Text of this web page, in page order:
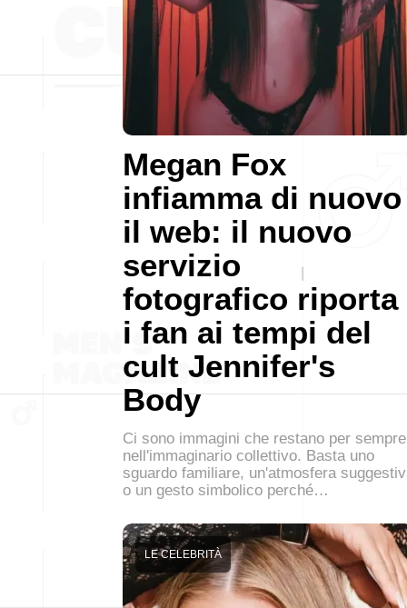
Megan Fox
infiamma di nuovo
il web: il nuovo
servizio
fotografico riporta
i fan ai tempi del
cult Jennifer's
Body
Ci sono immagini che restano per sempre
nell'immaginario collettivo. Basta uno
sguardo familiare, un'atmosfera
o un gesto simbolico perché…
LE CELEBRITÀ